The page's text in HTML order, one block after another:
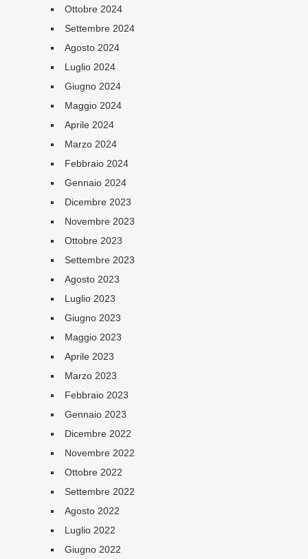
Ottobre 2024
Settembre 2024
Agosto 2024
Luglio 2024
Giugno 2024
Maggio 2024
Aprile 2024
Marzo 2024
Febbraio 2024
Gennaio 2024
Dicembre 2023
Novembre 2023
Ottobre 2023
Settembre 2023
Agosto 2023
Luglio 2023
Giugno 2023
Maggio 2023
Aprile 2023
Marzo 2023
Febbraio 2023
Gennaio 2023
Dicembre 2022
Novembre 2022
Ottobre 2022
Settembre 2022
Agosto 2022
Luglio 2022
Giugno 2022